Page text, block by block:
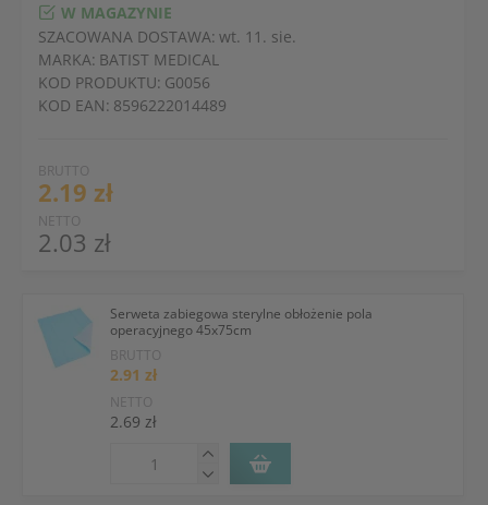
BRUTTO
2.19 zł
NETTO
2.03 zł
W MAGAZYNIE
SZACOWANA DOSTAWA: wt. 11. sie.
MARKA: BATIST MEDICAL
KOD PRODUKTU: G0056
KOD EAN: 8596222014489
Serweta zabiegowa sterylne obłożenie pola
operacyjnego 45x75cm
BRUTTO
2.91 zł
NETTO
2.69 zł